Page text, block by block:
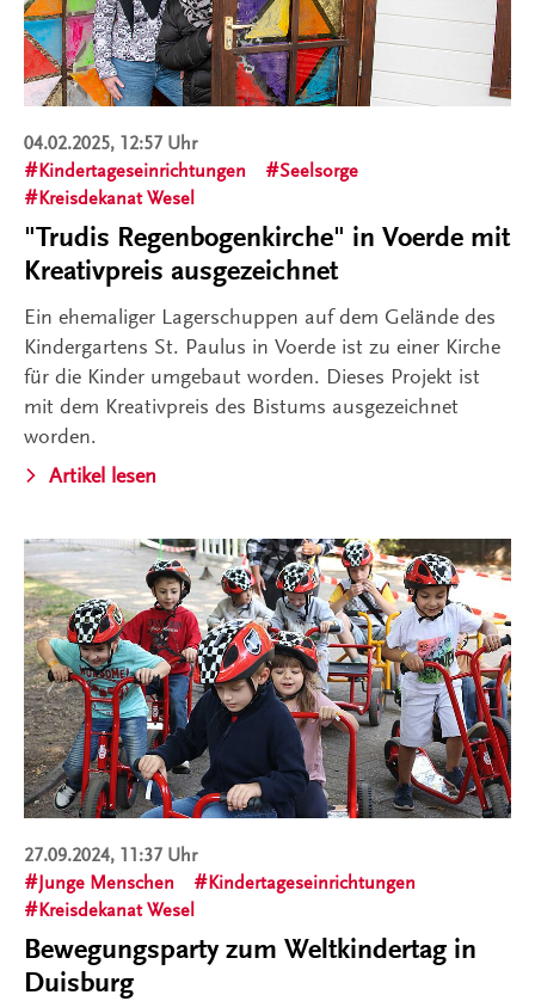
04.02.2025, 12:57 Uhr
Kindertageseinrichtungen
Seelsorge
Kreisdekanat Wesel
"Trudis Regenbogenkirche" in Voerde mit
Kreativpreis ausgezeichnet
Ein ehemaliger Lagerschuppen auf dem Gelände des
Kindergartens St. Paulus in Voerde ist zu einer Kirche
für die Kinder umgebaut worden. Dieses Projekt ist
mit dem Kreativpreis des Bistums ausgezeichnet
worden.
Artikel lesen
27.09.2024, 11:37 Uhr
Junge Menschen
Kindertageseinrichtungen
Kreisdekanat Wesel
Bewegungsparty zum Weltkindertag in
Duisburg